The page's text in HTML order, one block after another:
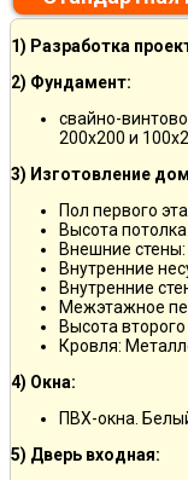
1) Разработка
2) Фундамент:
свайно-
200х200 и
3) Изготовление
Пол первого
Высота
Внешние
Внутренние
Внутренние
Межэтажное
Высота
Кровля:
4) Окна:
ПВХ-окна.
5) Дверь входная: